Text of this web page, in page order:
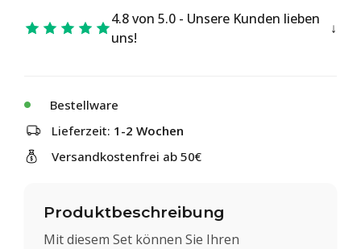
4.8 von 5.0 - Unsere Kunden lieben
uns!
Bestellware
Lieferzeit: 1-2 Wochen
Versandkostenfrei ab 50€
Produktbeschreibung
Mit diesem Set können Sie Ihren